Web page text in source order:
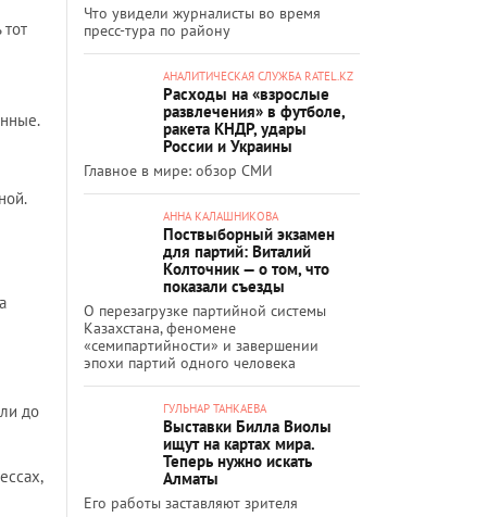
до
Что увидели журналисты во время
пресс-тура по району
АНАЛИТИЧЕСКАЯ СЛУЖБА RATEL.KZ
Расходы на «взрослые
развлечения» в футболе,
ракета КНДР, удары
России и Украины
Главное в мире: обзор СМИ
АННА КАЛАШНИКОВА
Поствыборный экзамен
для партий: Виталий
Колточник — о том, что
показали съезды
О перезагрузке партийной системы
Казахстана, феномене
«семипартийности» и завершении
эпохи партий одного человека
ГУЛЬНАР ТАНКАЕВА
Выставки Билла Виолы
ищут на картах мира.
Теперь нужно искать
Алматы
Его работы заставляют зрителя